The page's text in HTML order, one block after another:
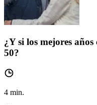
¿Y si los mejores
50?
4 min.